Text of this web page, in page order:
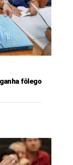
fôlego